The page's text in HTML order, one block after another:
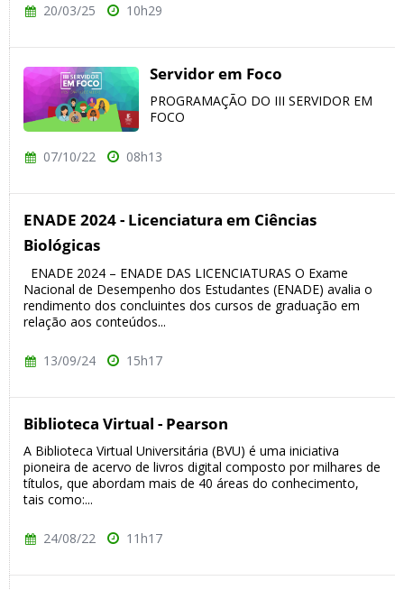
20/03/25 10h29
Servidor em Foco
PROGRAMAÇÃO DO III SERVIDOR EM
FOCO
07/10/22 08h13
ENADE 2024 - Licenciatura em Ciências
Biológicas
ENADE 2024 – ENADE DAS LICENCIATURAS O Exame
Nacional de Desempenho dos Estudantes (ENADE) avalia o
rendimento dos concluintes dos cursos de graduação em
relação aos conteúdos...
13/09/24 15h17
Biblioteca Virtual - Pearson
A Biblioteca Virtual Universitária (BVU) é uma iniciativa
pioneira de acervo de livros digital composto por milhares de
títulos, que abordam mais de 40 áreas do conhecimento,
tais como:...
24/08/22 11h17